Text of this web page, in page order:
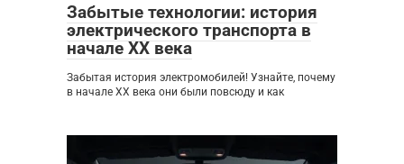
Забытые технологии: история
электрического транспорта в
начале XX века
Забытая история электромобилей! Узнайте, почему
в начале XX века они были повсюду и как